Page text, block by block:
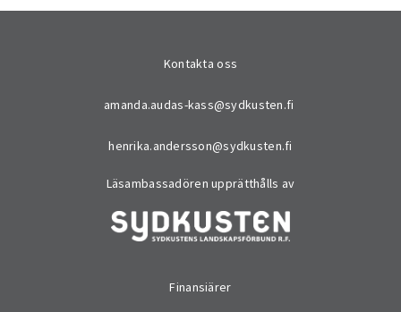
Kontakta oss
amanda.audas-kass@sydkusten.fi
henrika.andersson@sydkusten.fi
Läsambassadören upprätthålls av
Finansiärer